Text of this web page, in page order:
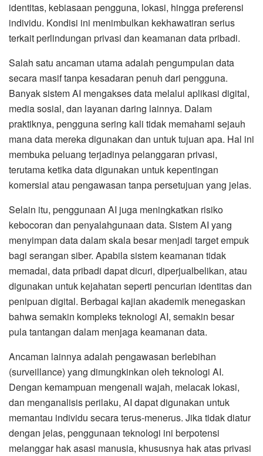
identitas, kebiasaan pengguna, lokasi, hingga preferensi
individu. Kondisi ini menimbulkan kekhawatiran serius
terkait perlindungan privasi dan keamanan data pribadi.
Salah satu ancaman utama adalah pengumpulan data
secara masif tanpa kesadaran penuh dari pengguna.
Banyak sistem AI mengakses data melalui aplikasi digital,
media sosial, dan layanan daring lainnya. Dalam
praktiknya, pengguna sering kali tidak memahami sejauh
mana data mereka digunakan dan untuk tujuan apa. Hal ini
membuka peluang terjadinya pelanggaran privasi,
terutama ketika data digunakan untuk kepentingan
komersial atau pengawasan tanpa persetujuan yang jelas.
Selain itu, penggunaan AI juga meningkatkan risiko
kebocoran dan penyalahgunaan data. Sistem AI yang
menyimpan data dalam skala besar menjadi target empuk
bagi serangan siber. Apabila sistem keamanan tidak
memadai, data pribadi dapat dicuri, diperjualbelikan, atau
digunakan untuk kejahatan seperti pencurian identitas dan
penipuan digital. Berbagai kajian akademik menegaskan
bahwa semakin kompleks teknologi AI, semakin besar
pula tantangan dalam menjaga keamanan data.
Ancaman lainnya adalah pengawasan berlebihan
(surveillance) yang dimungkinkan oleh teknologi AI.
Dengan kemampuan mengenali wajah, melacak lokasi,
dan menganalisis perilaku, AI dapat digunakan untuk
memantau individu secara terus-menerus. Jika tidak diatur
dengan jelas, penggunaan teknologi ini berpotensi
melanggar hak asasi manusia, khususnya hak atas privasi